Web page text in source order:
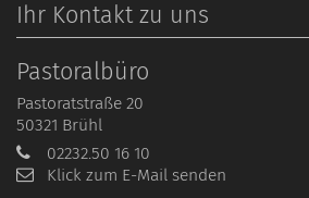
Ihr Kontakt zu uns
Pastoralbüro
Pastoratstraße 20
50321 Brühl
02232.50 16 10
Klick zum E-Mail senden